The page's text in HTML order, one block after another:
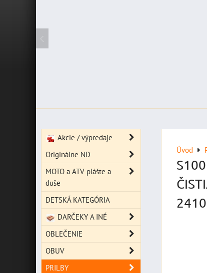
Úvod
2410
Akcie / výpredaje
Originálne ND
MOTO a ATV plášte a
duše
DETSKÁ KATEGÓRIA
DARČEKY A INÉ
OBLEČENIE
OBUV
PRILBY